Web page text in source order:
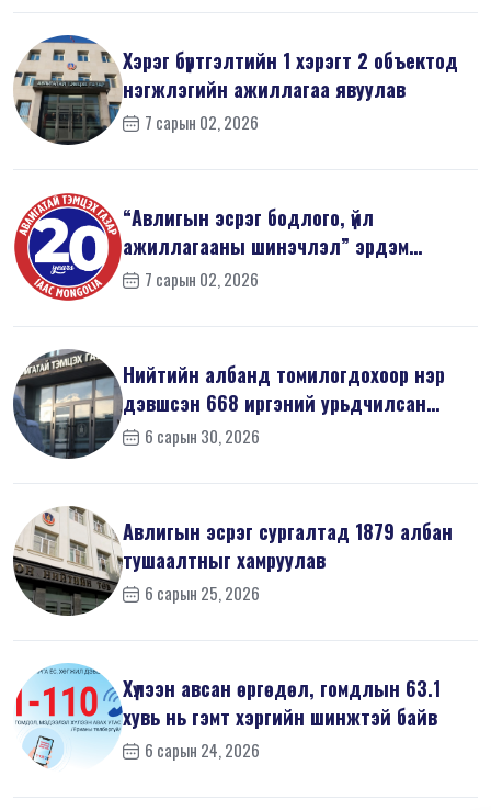
Хэрэг бүртгэлтийн 1 хэрэгт 2 объектод
нэгжлэгийн ажиллагаа явуулав
7 сарын 02, 2026
“Авлигын эсрэг бодлого, үйл
ажиллагааны шинэчлэл” эрдэм
шинжилгээний б...
7 сарын 02, 2026
Нийтийн албанд томилогдохоор нэр
дэвшсэн 668 иргэний урьдчилсан
мэдүүл...
6 сарын 30, 2026
Авлигын эсрэг сургалтад 1879 албан
тушаалтныг хамруулав
6 сарын 25, 2026
Хүлээн авсан өргөдөл, гомдлын 63.1
хувь нь гэмт хэргийн шинжтэй байв
6 сарын 24, 2026